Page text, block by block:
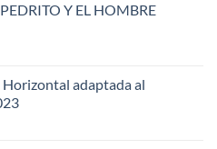
Y EL HOMBRE
Horizontal adaptada al